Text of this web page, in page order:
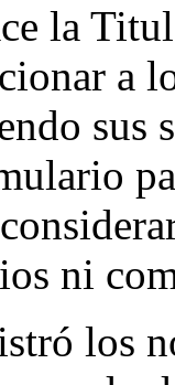
la
a
sus
ni
los